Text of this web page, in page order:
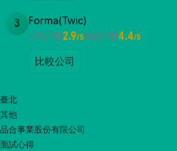
3 Forma(Twic)
公司評價2.9/5面試評價4.4/5
比較公司
臺北
其他
品合事業股份有限公司
面試心得